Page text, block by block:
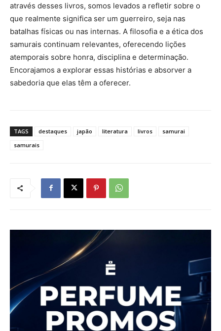
através desses livros, somos levados a refletir sobre o
que realmente significa ser um guerreiro, seja nas
batalhas físicas ou nas internas. A filosofia e a ética dos
samurais continuam relevantes, oferecendo lições
atemporais sobre honra, disciplina e determinação.
Encorajamos a explorar essas histórias e absorver a
sabedoria que elas têm a oferecer.
TAGS destaques japão literatura livros
samurai
samurais